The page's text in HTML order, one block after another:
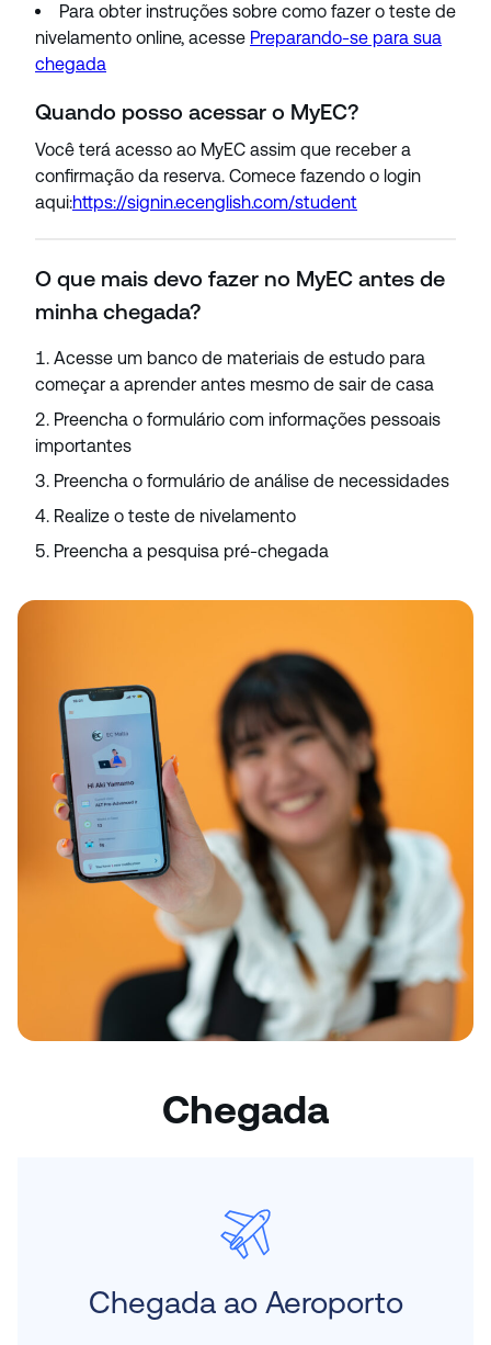
Para obter instruções sobre como fazer o teste de
nivelamento online, acesse Preparando-se para sua
chegada
Quando posso acessar o MyEC?
Você terá acesso ao MyEC assim que receber a
confirmação da reserva. Comece fazendo o login
aqui:https://signin.ecenglish.com/student
O que mais devo fazer no MyEC antes de
minha chegada?
Acesse um banco de materiais de estudo para
começar a aprender antes mesmo de sair de casa
Preencha o formulário com informações pessoais
importantes
Preencha o formulário de análise de necessidades
Realize o teste de nivelamento
Preencha a pesquisa pré-chegada
Chegada
Chegada ao Aeroporto